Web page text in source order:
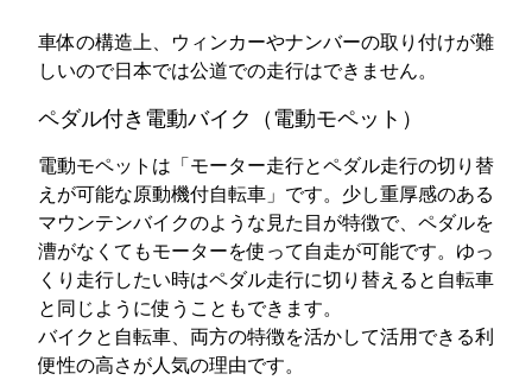
車体の構造上、ウィンカーやナンバーの取り付けが難
しいので日本では公道での走行はできません。
ペダル付き電動バイク（電動モペット）
電動モペットは「モーター走行とペダル走行の切り替
えが可能な原動機付自転車」です。少し重厚感のある
マウンテンバイクのような見た目が特徴で、ペダルを
漕がなくてもモーターを使って自走が可能です。ゆっ
くり走行したい時はペダル走行に切り替えると自転車
と同じように使うこともできます。
バイクと自転車、両方の特徴を活かして活用できる利
便性の高さが人気の理由です。